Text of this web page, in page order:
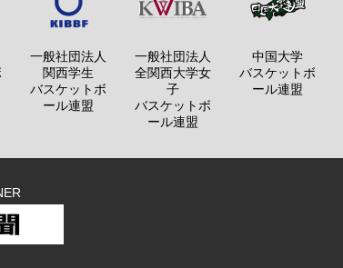
一般社団法人
関西学生
バスケットボ
ール連盟
一般社団法人
全関西大学女
子
バスケットボ
ール連盟
中国大学
バスケットボ
ール連盟